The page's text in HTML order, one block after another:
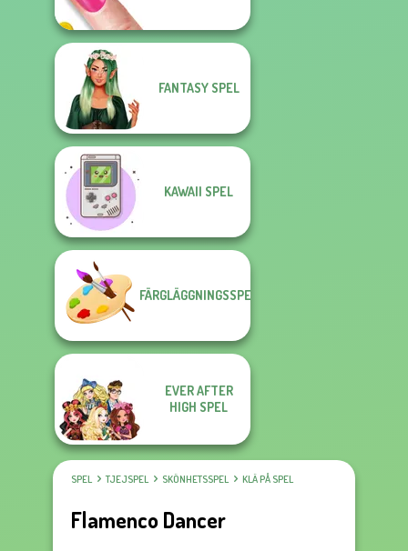
FANTASY SPEL
KAWAII SPEL
FÄRGLÄGGNINGSSPEL
EVER AFTER
HIGH SPEL
SPEL TJEJSPEL SKÖNHETSSPEL KLÄ PÅ SPEL
Flamenco Dancer